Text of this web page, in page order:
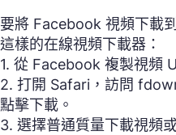
要將 Facebook 視頻下載
這樣的在線視頻下載器：
1. 從 Facebook 複製視頻
2. 打開 Safari，訪問
點擊下載。
3. 選擇普通質量下載視頻